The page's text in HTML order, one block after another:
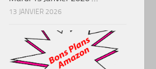
13 JANVIER 2026